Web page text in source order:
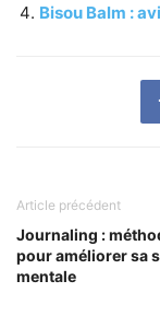
Bisou Balm :
Article précédent
Journaling :
pour améliorer sa
mentale